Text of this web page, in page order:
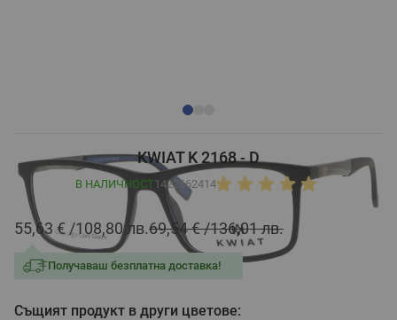
KWIAT K 2168 - D
В НАЛИЧНОСТ1422662414
69,54 € 136,01 лв.
55,63 € 108,80 лв.
Получаваш безплатна доставка!
Същият продукт в други цветове: